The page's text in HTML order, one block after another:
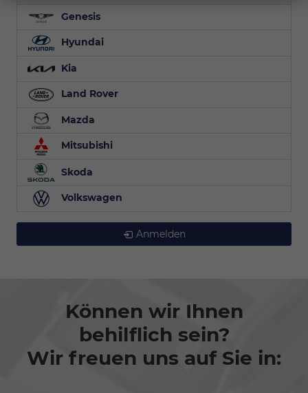
Genesis
Hyundai
Kia
Land Rover
Mazda
Mitsubishi
Skoda
Volkswagen
Anmelden
Können wir Ihnen
behilflich sein?
Wir freuen uns auf Sie in: